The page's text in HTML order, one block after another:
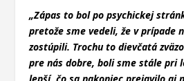
„Zápas to bol po psychickej
pretože sme vedeli, že v prípade
zostúpili. Trochu to dievčatá
pre nás dobre, boli sme stále pri